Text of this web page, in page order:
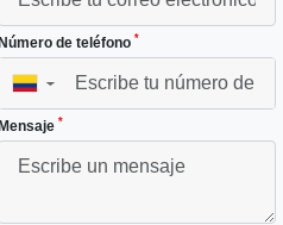
de teléfono *
▼
*